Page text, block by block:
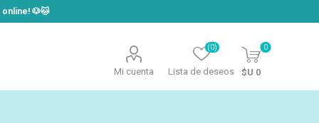
​🐶​🐱
Mi cuenta Lista de deseos
(0) 0
$U 0